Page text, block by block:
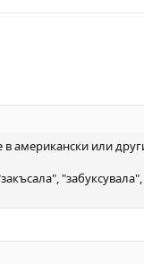
в американски или